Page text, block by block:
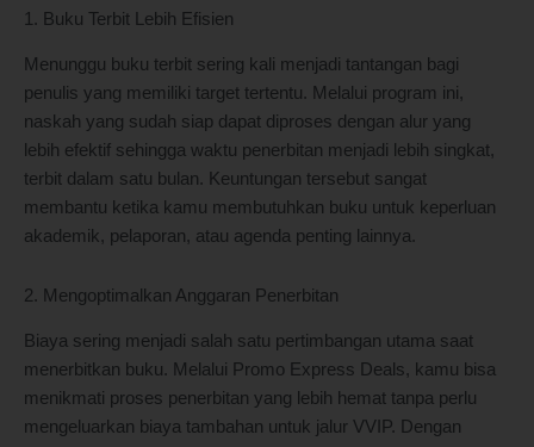
1. Buku Terbit Lebih Efisien
Menunggu buku terbit sering kali menjadi tantangan bagi
penulis yang memiliki target tertentu. Melalui program ini,
naskah yang sudah siap dapat diproses dengan alur yang
lebih efektif sehingga waktu penerbitan menjadi lebih singkat,
terbit dalam satu bulan. Keuntungan tersebut sangat
membantu ketika kamu membutuhkan buku untuk keperluan
akademik, pelaporan, atau agenda penting lainnya.
2. Mengoptimalkan Anggaran Penerbitan
Biaya sering menjadi salah satu pertimbangan utama saat
menerbitkan buku. Melalui Promo Express Deals, kamu bisa
menikmati proses penerbitan yang lebih hemat tanpa perlu
mengeluarkan biaya tambahan untuk jalur VVIP. Dengan